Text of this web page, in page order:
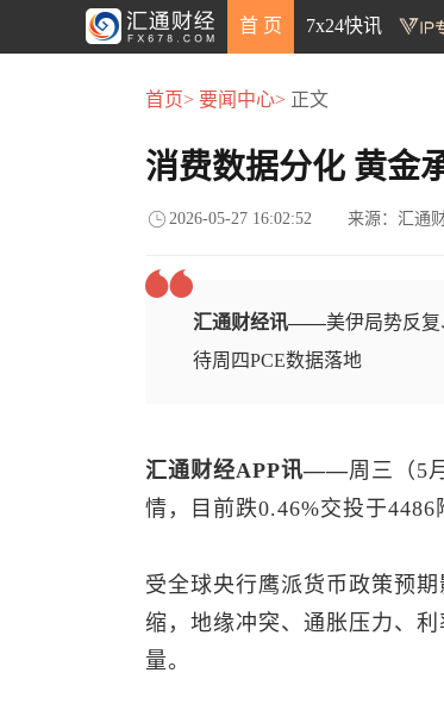
首 页 7x24快讯
首页> 要闻中心> 正文
消费数据分化 黄金
2026-05-27 16:02:52 来源：汇通
汇通财经讯——美伊局势反
待周四PCE数据落地
汇通财经APP讯——周三（5
情，目前跌0.46%交投于4486
受全球央行鹰派货币政策预
缩，地缘冲突、通胀压力、
量。